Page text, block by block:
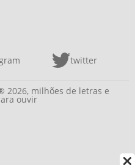
twitter
2026, milhões de letras e
ouvir